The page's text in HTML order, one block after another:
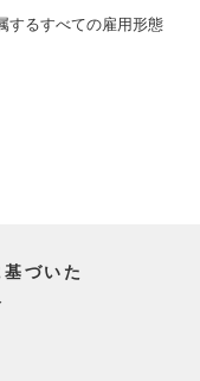
するすべての雇用形態
づいた